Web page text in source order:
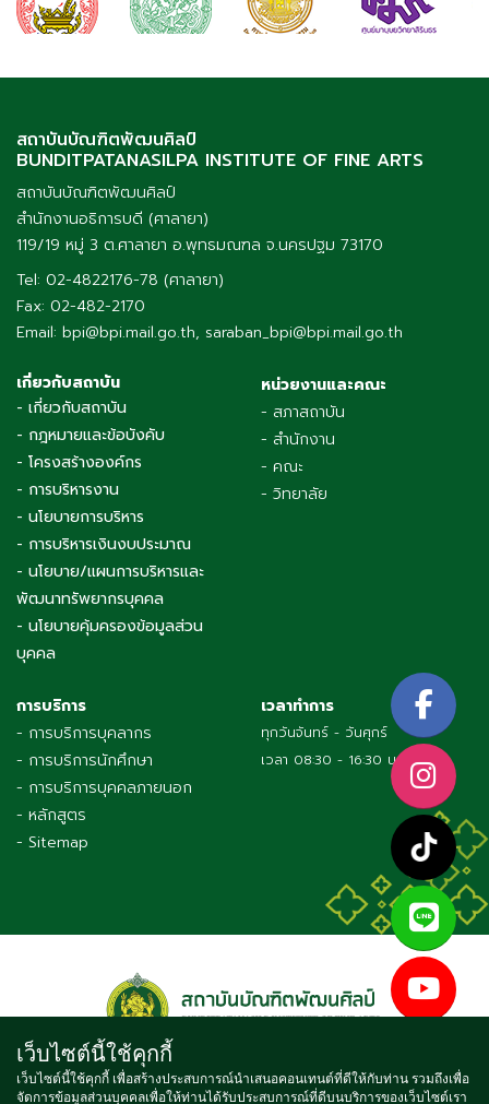
สถาบันบัณฑิตพัฒนศิลป์
BUNDITPATANASILPA INSTITUTE OF FINE ARTS
สถาบันบัณฑิตพัฒนศิลป์
สำนักงานอธิการบดี (ศาลายา)
119/19 หมู่ 3 ต.ศาลายา อ.พุทธมณฑล จ.นครปฐม 73170
Tel: 02-4822176-78 (ศาลายา)
Fax: 02-482-2170
Email: bpi@bpi.mail.go.th, saraban_bpi@bpi.mail.go.th
เกี่ยวกับสถาบัน
- เกี่ยวกับสถาบัน
- กฎหมายและข้อบังคับ
- โครงสร้างองค์กร
- การบริหารงาน
- นโยบายการบริหาร
- การบริหารเงินงบประมาณ
- นโยบาย/แผนการบริหารและ
พัฒนาทรัพยากรบุคคล
- นโยบายคุ้มครองข้อมูลส่วน
บุคคล
หน่วยงานและคณะ
- สภาสถาบัน
- สำนักงาน
- คณะ
- วิทยาลัย
การบริการ
- การบริการบุคลากร
- การบริการนักศึกษา
- การบริการบุคคลภายนอก
- หลักสูตร
- Sitemap
เวลาทำการ
ทุกวันจันทร์ - วันศุกร์
เวลา 08:30 - 16:30 น.
เว็บไซต์นี้ใช้คุกกี้
เว็บไซต์นี้ใช้คุกกี้ เพื่อสร้างประสบการณ์นำเสนอคอนเทนต์ที่ดีให้กับท่าน รวมถึงเพื่อ
จัดการข้อมูลส่วนบุคคลเพื่อให้ท่านได้รับประสบการณ์ที่ดีบนบริการของเว็บไซต์เรา